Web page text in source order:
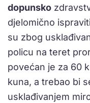
dopunsko
djelomično
su zbog
policu na teret
povećan je za 60
kuna, a trebao bi
usklađivanjem